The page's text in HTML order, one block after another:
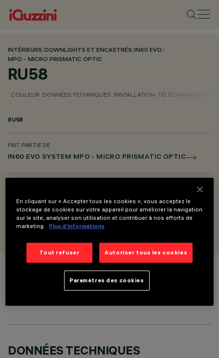
INTÉRIEURS/DOWNLIGHTS ET ENCASTRÉS/IN60 EVO/
MPO - MICRO PRISMATIC OPTIC
RU58
COULEUR DONNÉES TECHNIQUES INSTALLATION TÉLÉCHARGEMENTS
RU58
FAIT PARTIE DE
IN60 EVO SYSTEM MPO - MICRO PRISMATIC OPTIC
CONÇU PAR
iGuzzini
DONNÉES TECHNIQUES
En cliquant sur « Accepter tous les cookies », vous acceptez le
stockage de cookies sur votre appareil pour améliorer la navigation
sur le site, analyser son utilisation et contribuer à nos efforts de
marketing.
Plus d’informations
Tout refuser Autoriser tous les cookies
Paramètres des cookies